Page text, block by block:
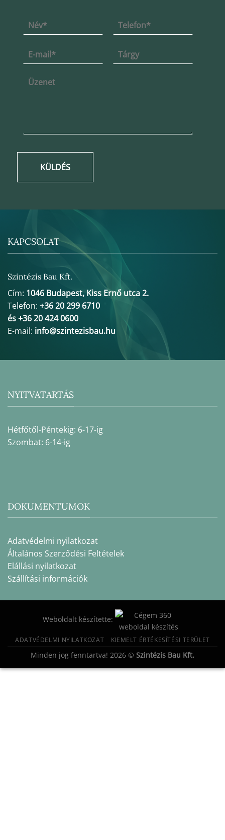
KÜLDÉS
KAPCSOLAT
Szintézis Bau Kft.
Cím: 1046 Budapest, Kiss Ernő utca 2.
Telefon: +36 20 299 6710
és +36 20 424 0600
E-mail: info@szintezisbau.hu
NYITVATARTÁS
Hétfőtől-Péntekig: 6-17-ig
Szombat: 6-14-ig
DOKUMENTUMOK
Adatvédelmi nyilatkozat
Általános Szerződési Feltételek
Elállási nyilatkozat
Szállítási információk
Weboldalt készítette:
ADATVÉDELMI NYILATKOZAT KIEMELT ÉRTÉKESÍTÉSI TERÜLET
Minden jog fenntartva! 2026 © Szintézis Bau Kft.